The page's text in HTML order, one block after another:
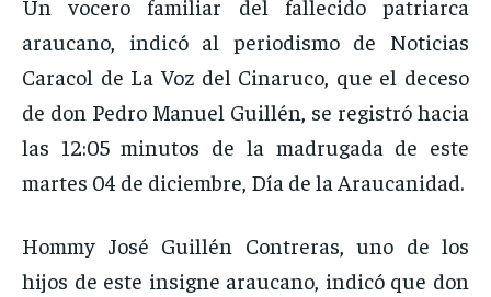
Un vocero familiar del fallecido patriarca
araucano, indicó al periodismo de Noticias
Caracol de La Voz del Cinaruco, que el deceso
de don Pedro Manuel Guillén, se registró hacia
las 12:05 minutos de la madrugada de este
martes 04 de diciembre, Día de la Araucanidad.
Hommy José Guillén Contreras, uno de los
hijos de este insigne araucano, indicó que don